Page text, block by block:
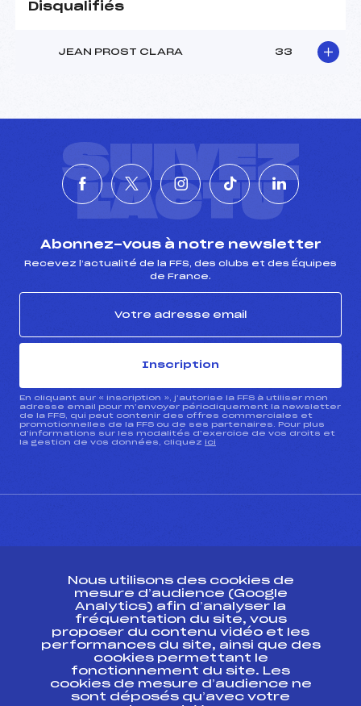
Disqualifiés
JEAN PROST CLARA 33
SUIVEZ
L'ACTU
Abonnez-vous à notre newsletter
Recevez l’actualité de la FFS, des clubs et des Équipes
de France.
Inscription
En cliquant sur « inscription », j’autorise la FFS à utiliser mon
adresse email pour m’envoyer périodiquement la newsletter
de la FFS, qui peut contenir des offres commerciales et
promotionnelles de la FFS ou de ses partenaires. Pour plus
d’informations sur les modalités d’exercice de vos droits et
la gestion de vos données, cliquez ici
Ressources
Pass’Neige
Projet sportif fédéral
Projet de performance fédéral
Antidopage
Nous utilisons des cookies de
mesure d’audience (Google
Analytics) afin d’analyser la
fréquentation du site, vous
proposer du contenu vidéo et les
performances du site, ainsi que des
cookies permettant le
fonctionnement du site. Les
cookies de mesure d’audience ne
sont déposés qu’avec votre